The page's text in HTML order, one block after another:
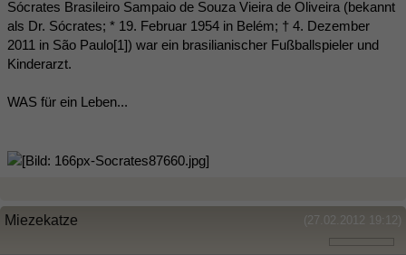
Sócrates Brasileiro Sampaio de Souza Vieira de Oliveira (bekannt
als Dr. Sócrates; * 19. Februar 1954 in Belém; † 4. Dezember
2011 in São Paulo[1]) war ein brasilianischer Fußballspieler und
Kinderarzt.
WAS für ein Leben...
(27.02.2012 19:12)
Miezekatze